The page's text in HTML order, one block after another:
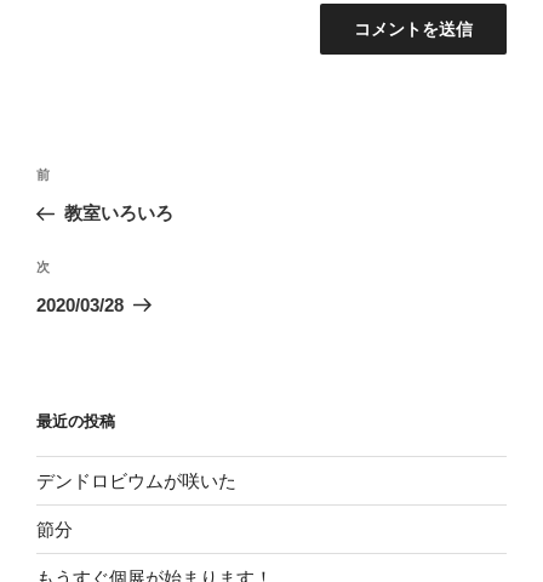
投
ナ
ビ
ゲ
ン
過
去
投
前
教室いろいろ
次
の
次
2020/03/28
最近の投稿
デンドロビウムが咲いた
節分
もうすぐ個展が始まります！